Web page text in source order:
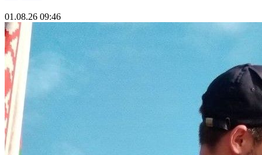
01.08.26 09:46